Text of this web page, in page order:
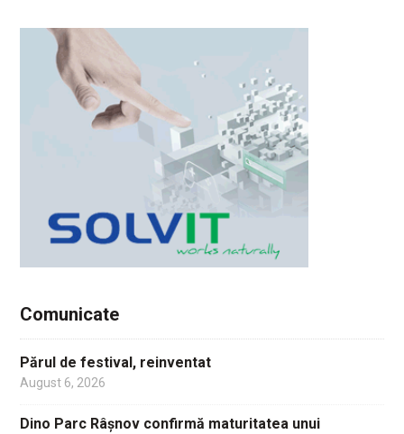
Comunicate
Părul de festival, reinventat
August 6, 2026
Dino Parc Râșnov confirmă maturitatea unui